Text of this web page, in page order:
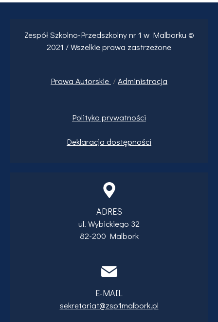
Zespół Szkolno-Przedszkolny nr 1 w Malborku ©
2021 / Wszelkie prawa zastrzeżone
Prawa Autorskie /Administracja
Polityka prywatności
Deklaracja dostępności
ADRES
ul. Wybickiego 32
82-200 Malbork
E-MAIL
sekretariat@zsp1malbork.pl